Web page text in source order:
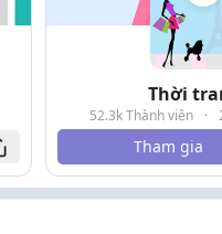
Thời
52.3k Thành viên ·
Tham gia